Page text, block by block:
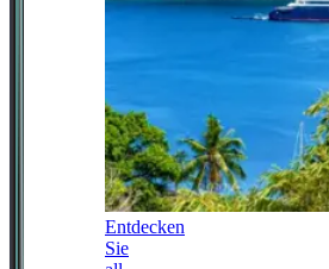
Entdecken
Sie